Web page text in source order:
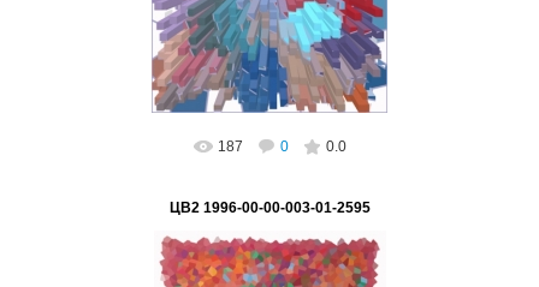
187 0 0.0
ЦВ2 1996-00-00-003-01-2595